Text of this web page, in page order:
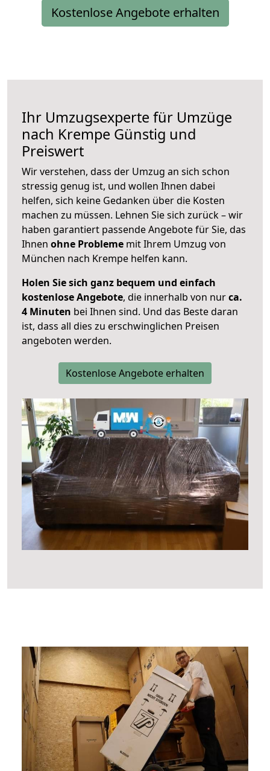
Kostenlose Angebote erhalten
Ihr Umzugsexperte für Umzüge
nach Krempe Günstig und
Preiswert
Wir verstehen, dass der Umzug an sich schon
stressig genug ist, und wollen Ihnen dabei
helfen, sich keine Gedanken über die Kosten
machen zu müssen. Lehnen Sie sich zurück – wir
haben garantiert passende Angebote für Sie, das
Ihnen ohne Probleme mit Ihrem Umzug von
München nach Krempe helfen kann.
Holen Sie sich ganz bequem und einfach
kostenlose Angebote, die innerhalb von nurca.
4 Minuten bei Ihnen sind. Und das Beste daran
ist, dass all dies zu erschwinglichen Preisen
angeboten werden.
Kostenlose Angebote erhalten